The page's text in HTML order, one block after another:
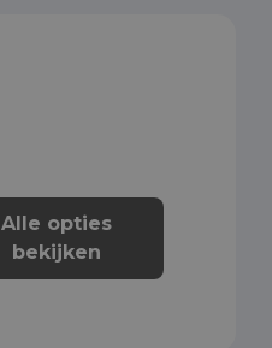
Alle opties
bekijken